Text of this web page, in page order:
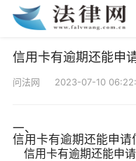
信用卡有逾期还能申
问法网 2023-07-10
一、
信用卡有逾期还能申请
信用卡有逾期还能申